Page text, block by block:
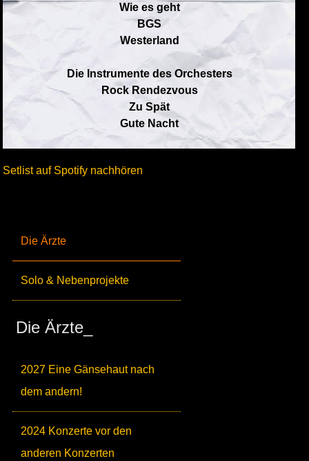
Die Ärzte
Solo & Nebenprojekte
Die Ärzte_
2027 Eine Gänsehaut nach
dem andern!
2024 Konzerte vor den
anderen Konzerten
Wie es geht
BGS
Westerland
Die Instrumente des Orchesters
Rock Rendezvous
Zu Spät
Gute Nacht
Setlist auf Spotify nachhören